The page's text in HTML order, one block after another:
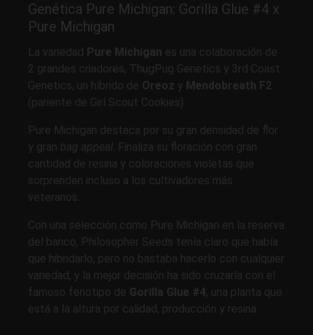
Genética Pure Michigan: Gorilla Glue #4 x
Pure Michigan
La variedad Pure Michigan es una colaboración de
2 grandes criadores, ThugPug Genetics y 3rd Coast
Genetics, un híbrido de Oreoz y Mendobreath F2
(pariente de Girl Scout Cookies).
Pure Michigan destaca por su gran densidad de flor
y gran bag appeal . Finaliza su floración con gran
cantidad de resina y coloraciones violetas que
sorprenden incluso a los cultivadores más
veteranos.
Con una selección como Pure Michigan en la reserva
del banco, Philosopher Seeds tenía claro que había
que hibridarlo, pero no bastaba hacerlo con cualquier
variedad, y la mejor decisión ha sido cruzarla con el
famoso fenotipo de Gorilla Glue #4, una planta que
está a la altura por calidad, producción y resina.